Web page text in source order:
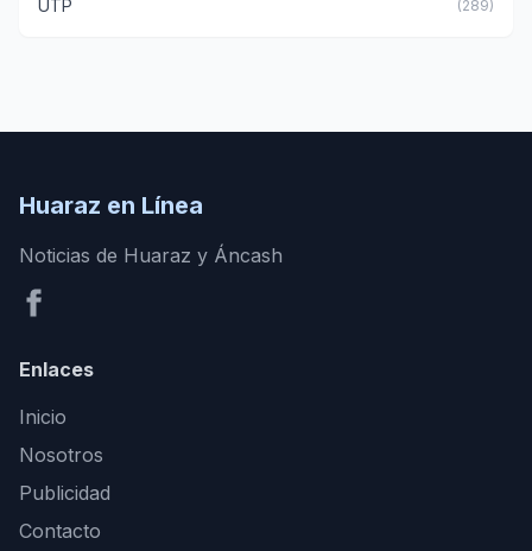
UTP (289)
Huaraz en Línea
Noticias de Huaraz y Áncash
Enlaces
Inicio
Nosotros
Publicidad
Contacto